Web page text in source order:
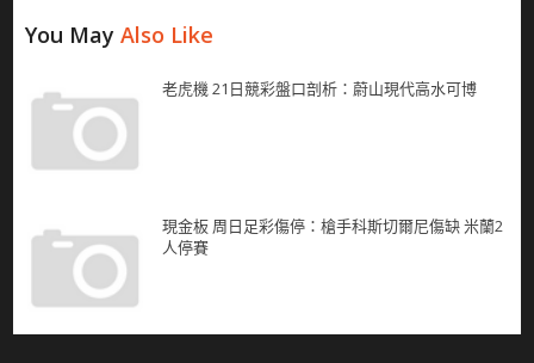
You MayAlso Like
老虎機 21日競彩盤口剖析：蔚山現代高水可博
現金板 周日足彩傷停：槍手科斯切爾尼傷缺 米蘭2
人停賽